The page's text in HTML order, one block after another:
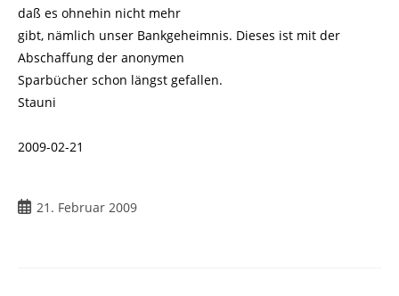
daß es ohnehin nicht mehr
gibt, nämlich unser Bankgeheimnis. Dieses ist mit der
Abschaffung der anonymen
Sparbücher schon längst gefallen.
Stauni
2009-02-21
Beitrag
21. Februar 2009